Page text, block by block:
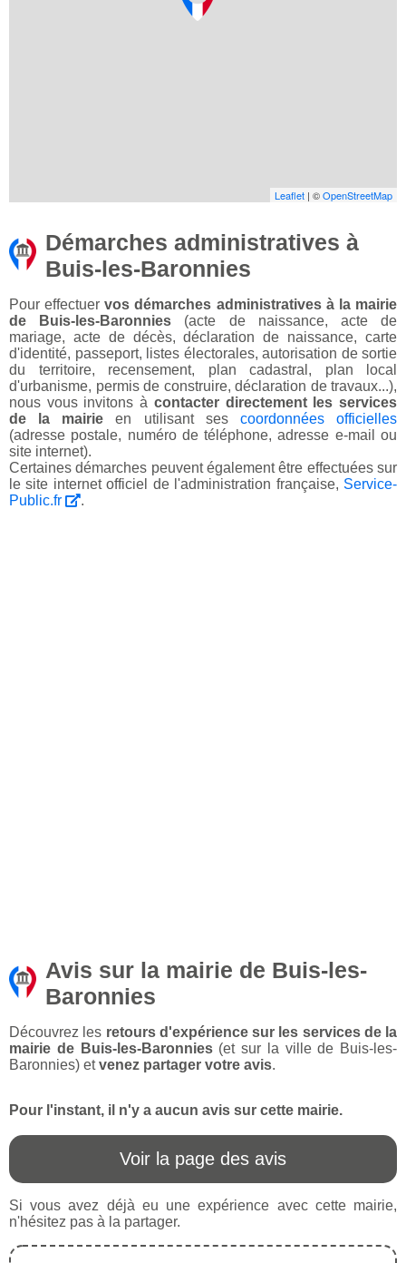
Leaflet | ©OpenStreetMap
Démarches administratives à
Buis-les-Baronnies
Pour effectuervos démarches administratives à la mairie
de Buis-les-Baronnies (acte de naissance, acte de
mariage, acte de décès, déclaration de naissance, carte
d'identité, passeport, listes électorales, autorisation de sortie
du territoire, recensement, plan cadastral, plan local
d'urbanisme, permis de construire, déclaration de travaux...),
nous vous invitons à contacter directement les services
de la mairie en utilisant ses coordonnées officielles
(adresse postale, numéro de téléphone, adresse e-mail ou
site internet).
Certaines démarches peuvent également être effectuées sur
le site internet officiel de l'administration française, Service-
Public.fr
.
Avis sur la mairie de Buis-les-
Baronnies
Découvrez les retours d'expérience sur les services de la
mairie de Buis-les-Baronnies(et sur la ville de Buis-les-
Baronnies) etvenez partager votre avis.
Pour l'instant, il n'y a aucun avis sur cette mairie.
Voir la page des avis
Si vous avez déjà eu une expérience avec cette mairie,
n'hésitez pas à la partager.